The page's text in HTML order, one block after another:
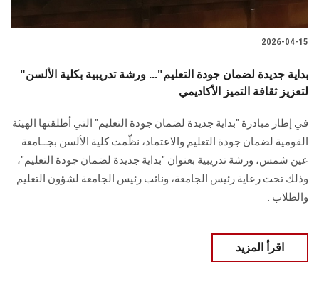
2026-04-15
"بداية جديدة لضمان جودة التعليم"... ورشة تدريبية بكلية الألسن
لتعزيز ثقافة التميز الأكاديمي
في إطار مبادرة "بداية جديدة لضمان جودة التعليم" التي أطلقتها الهيئة
القومية لضمان جودة التعليم والاعتماد، نظّمت كلية الألسن بجــامعة
عين شمس، ورشة تدريبية بعنوان "بداية جديدة لضمان جودة التعليم"،
وذلك تحت رعاية رئيس الجامعة، ونائب رئيس الجامعة لشؤون التعليم
والطلاب .
اقرأ المزيد